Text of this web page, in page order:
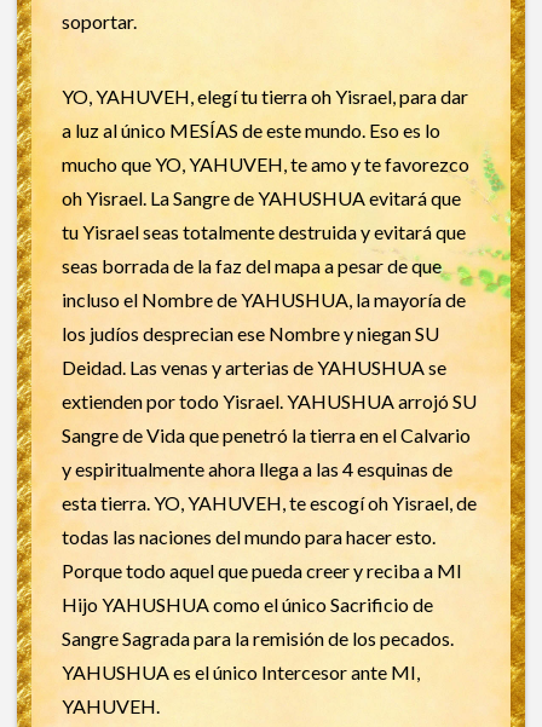
soportar.
YO, YAHUVEH, elegí tu tierra oh Yisrael, para dar
a luz al único MESÍAS de este mundo. Eso es lo
mucho que YO, YAHUVEH, te amo y te favorezco
oh Yisrael. La Sangre de YAHUSHUA evitará que
tu Yisrael seas totalmente destruida y evitará que
seas borrada de la faz del mapa a pesar de que
incluso el Nombre de YAHUSHUA, la mayoría de
los judíos desprecian ese Nombre y niegan SU
Deidad. Las venas y arterias de YAHUSHUA se
extienden por todo Yisrael. YAHUSHUA arrojó SU
Sangre de Vida que penetró la tierra en el Calvario
y espiritualmente ahora llega a las 4 esquinas de
esta tierra. YO, YAHUVEH, te escogí oh Yisrael, de
todas las naciones del mundo para hacer esto.
Porque todo aquel que pueda creer y reciba a MI
Hijo YAHUSHUA como el único Sacrificio de
Sangre Sagrada para la remisión de los pecados.
YAHUSHUA es el único Intercesor ante MI,
YAHUVEH.